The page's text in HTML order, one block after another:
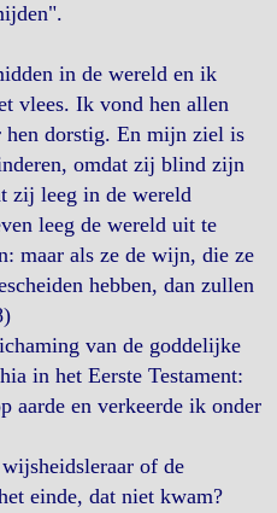
in de wereld en ik
vlees. Ik vond hen allen
hen dorstig. En mijn ziel is
omdat zij blind zijn
zij leeg in de wereld
leeg de wereld uit te
maar als ze de wijn, die ze
hebben, dan zullen
van de goddelijke
in het Eerste Testament:
aarde en verkeerde ik onder
of de
einde, dat niet kwam?